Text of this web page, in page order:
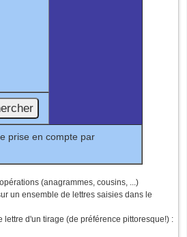
prise en compte par
(anagrammes, cousins, ...)
un ensemble de lettres saisies dans le
d'un tirage (de préférence pittoresque!) :